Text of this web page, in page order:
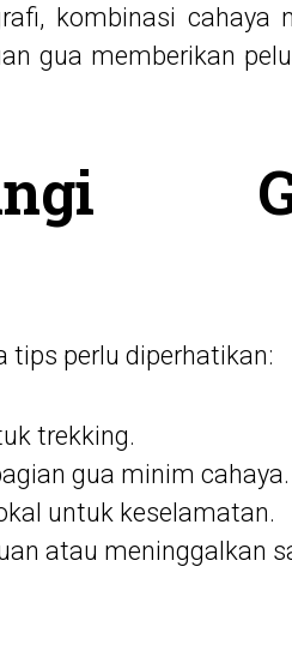
kombinasi cahaya
gua memberikan
tips perlu diperhatikan:
trekking.
gua minim cahaya.
untuk keselamatan.
atau meninggalkan